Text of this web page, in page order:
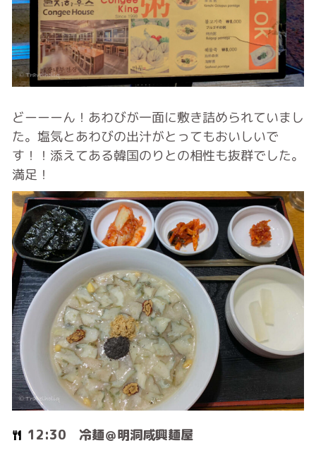
どーーーん！あわびが一面に敷き詰められていまし
た。塩気とあわびの出汁がとってもおいしいで
す！！添えてある韓国のりとの相性も抜群でした。
満足！
12:30 冷麺＠明洞咸興麺屋